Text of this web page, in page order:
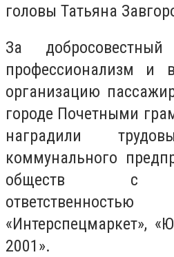
головы Татьяна
За
профессионализм и
организацию
городе Почетными
наградили
коммунального
обществ с
«Интерспецмаркет»,
2001».